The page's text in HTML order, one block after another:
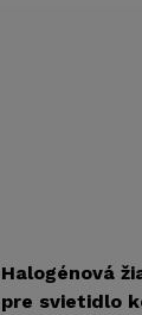
Halogénová
pre svietidlo